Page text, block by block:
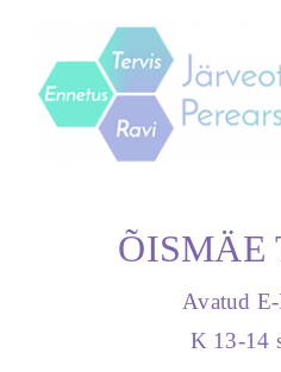
content
ÕISMÄE
Avatud
K 13-14